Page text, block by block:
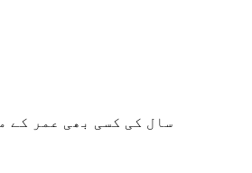
0-200 سال کی کسی بھی عمر